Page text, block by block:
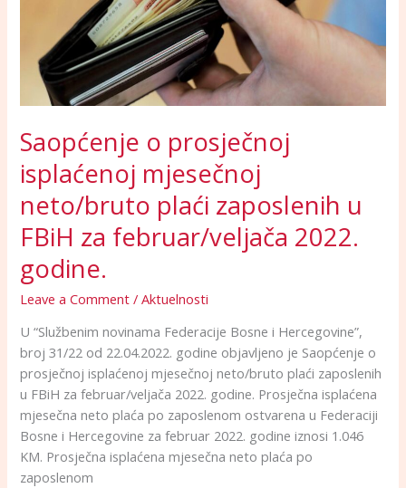
Saopćenje o prosječnoj
isplaćenoj mjesečnoj
neto/bruto plaći zaposlenih u
FBiH za februar/veljača 2022.
godine.
Leave a Comment /Aktuelnosti
U “Službenim novinama Federacije Bosne i Hercegovine”,
broj 31/22 od 22.04.2022. godine objavljeno je Saopćenje o
prosječnoj isplaćenoj mjesečnoj neto/bruto plaći zaposlenih
u FBiH za februar/veljača 2022. godine. Prosječna isplaćena
mjesečna neto plaća po zaposlenom ostvarena u Federaciji
Bosne i Hercegovine za februar 2022. godine iznosi 1.046
KM. Prosječna isplaćena mjesečna neto plaća po
zaposlenom
zaposlenih
FBiH
februar/veljača
godine.